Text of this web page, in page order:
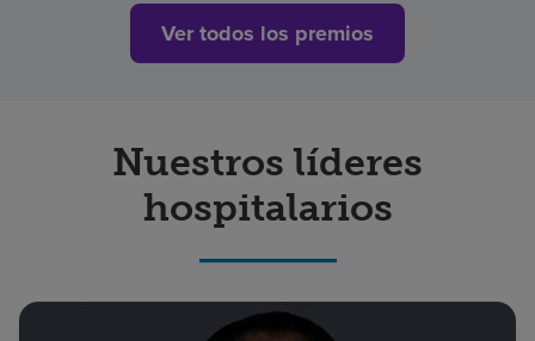
Ver todos los premios
Nuestros líderes
hospitalarios